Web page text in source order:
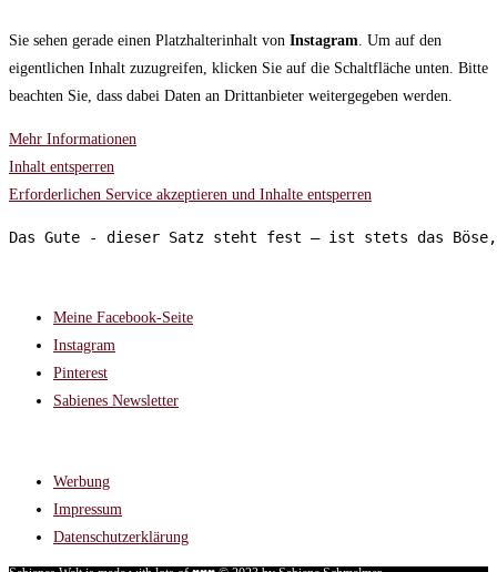
Sie sehen gerade einen Platzhalterinhalt von Instagram . Um auf den
eigentlichen Inhalt zuzugreifen, klicken Sie auf die Schaltfläche unten. Bitte
beachten Sie, dass dabei Daten an Drittanbieter weitergegeben werden.
Mehr Informationen
Inhalt entsperren
Erforderlichen Service akzeptieren und Inhalte entsperren
Das Gute - dieser Satz steht fest – ist stets das Böse,
Meine Facebook-Seite
Instagram
Pinterest
Sabienes Newsletter
Werbung
Impressum
Datenschutzerklärung